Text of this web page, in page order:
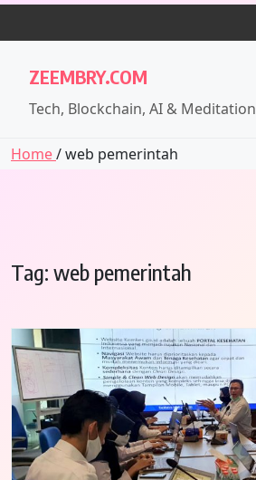
Skip
ZEEMBRY.COM
Tech, Blockchain, AI & Meditation
Home/ web pemerintah
Tag: web pemerintah